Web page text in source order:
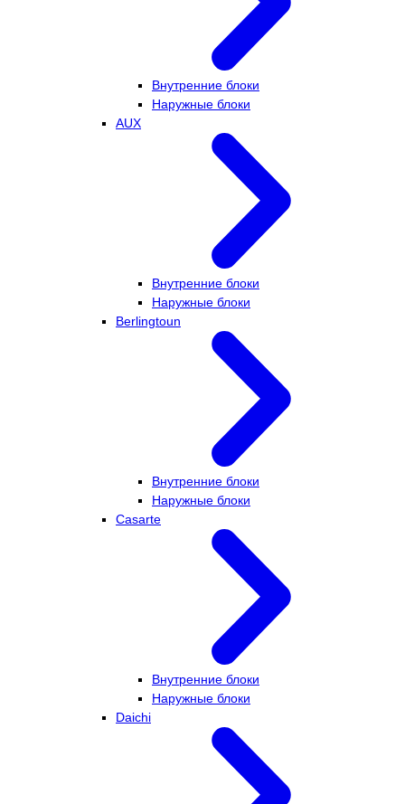
Внутренние блоки
Наружные блоки
AUX
Внутренние блоки
Наружные блоки
Berlingtoun
Внутренние блоки
Наружные блоки
Casarte
Внутренние блоки
Наружные блоки
Daichi